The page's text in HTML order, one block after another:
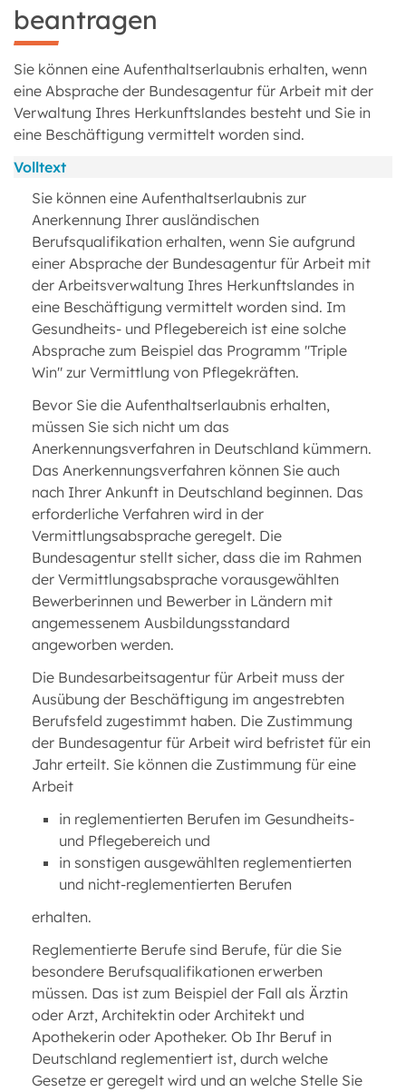
beantragen
Sie können eine Aufenthaltserlaubnis erhalten, wenn
eine Absprache der Bundesagentur für Arbeit mit der
Verwaltung Ihres Herkunftslandes besteht und Sie in
eine Beschäftigung vermittelt worden sind.
Volltext
Sie können eine Aufenthaltserlaubnis zur
Anerkennung Ihrer ausländischen
Berufsqualifikation erhalten, wenn Sie aufgrund
einer Absprache der Bundesagentur für Arbeit mit
der Arbeitsverwaltung Ihres Herkunftslandes in
eine Beschäftigung vermittelt worden sind. Im
Gesundheits- und Pflegebereich ist eine solche
Absprache zum Beispiel das Programm "Triple
Win" zur Vermittlung von Pflegekräften.
Bevor Sie die Aufenthaltserlaubnis erhalten,
müssen Sie sich nicht um das
Anerkennungsverfahren in Deutschland kümmern.
Das Anerkennungsverfahren können Sie auch
nach Ihrer Ankunft in Deutschland beginnen. Das
erforderliche Verfahren wird in der
Vermittlungsabsprache geregelt. Die
Bundesagentur stellt sicher, dass die im Rahmen
der Vermittlungsabsprache vorausgewählten
Bewerberinnen und Bewerber in Ländern mit
angemessenem Ausbildungsstandard
angeworben werden.
Die Bundesarbeitsagentur für Arbeit muss der
Ausübung der Beschäftigung im angestrebten
Berufsfeld zugestimmt haben. Die Zustimmung
der Bundesagentur für Arbeit wird befristet für ein
Jahr erteilt. Sie können die Zustimmung für eine
Arbeit
in reglementierten Berufen im Gesundheits-
und Pflegebereich und
in sonstigen ausgewählten reglementierten
und nicht-reglementierten Berufen
erhalten.
Reglementierte Berufe sind Berufe, für die Sie
besondere Berufsqualifikationen erwerben
müssen. Das ist zum Beispiel der Fall als Ärztin
oder Arzt, Architektin oder Architekt und
Apothekerin oder Apotheker. Ob Ihr Beruf in
Deutschland reglementiert ist, durch welche
Gesetze er geregelt wird und an welche Stelle Sie